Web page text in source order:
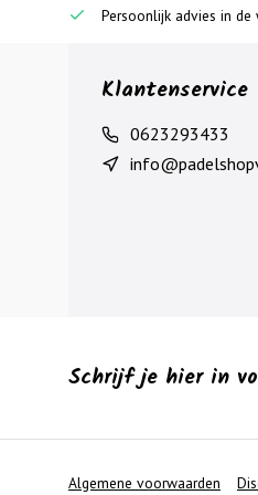
Persoonlijk advies in de
Klantenservice
0623293433
Schrijf je hier in
Algemene voorwaarden